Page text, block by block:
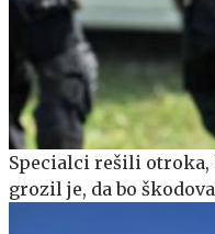
Specialci rešili otroka,
grozil je, da bo